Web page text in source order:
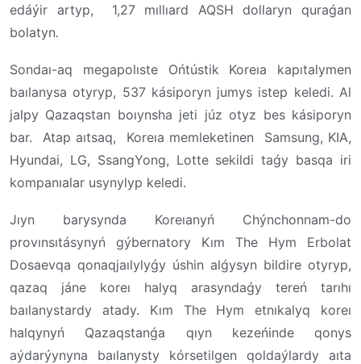
edáýir artyp, 1,27 mıllıard AQSH dollaryn quraǵan
bolatyn.
Sondaı-aq megapolıste Ońtústik Koreıa kapıtalymen
baılanysa otyryp, 537 kásiporyn jumys istep keledi. Al
jalpy Qazaqstan boıynsha jeti júz otyz bes kásiporyn
bar. Atap aıtsaq, Koreıa memleketinen Samsung, KIA,
Hyundai, LG, SsangYong, Lotte sekildi taǵy basqa iri
kompanıalar usynylyp keledi.
Jıyn barysynda Koreıanyń Chýnchonnam-do
provınsıtásynyń gýbernatory Kım The Hym Erbolat
Dosaevqa qonaqjaılylyǵy úshin alǵysyn bildire otyryp,
qazaq jáne koreı halyq arasyndaǵy tereń tarıhı
baılanystardy atady. Kım The Hym etnıkalyq koreı
halqynyń Qazaqstanǵa qıyn kezeńinde qonys
aýdarýynyna baılanysty kórsetilgen qoldaýlardy aıta